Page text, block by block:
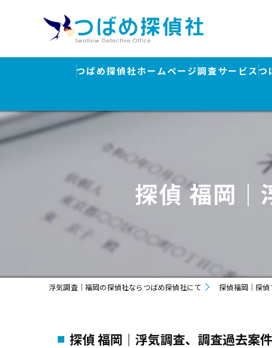
つばめ探偵社ホームページ調査サービス
浮気調査
行方調査・人探
ストーカー対策
つ
探偵 福岡｜
浮気調査｜福岡の探偵社ならつばめ探偵社にて 探偵福岡｜探
探偵 福岡｜浮気調査、調査過去案